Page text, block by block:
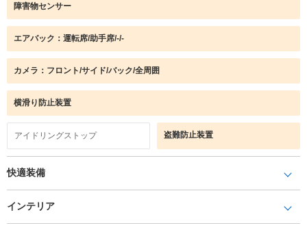
障害物センサー
エアバック：運転席/助手席/-/-
カメラ：フロント/サイド/バック/全周囲
横滑り防止装置
アイドリングストップ 盗難防止装置
快適装備
インテリア